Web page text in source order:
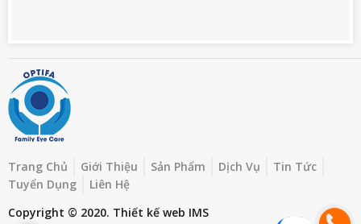
Trang Chủ Giới Thiệu Sản Phẩm Dịch Vụ
Tin Tức
Tuyển Dụng
Liên Hệ
Copyright © 2020. Thiết kế web IMS